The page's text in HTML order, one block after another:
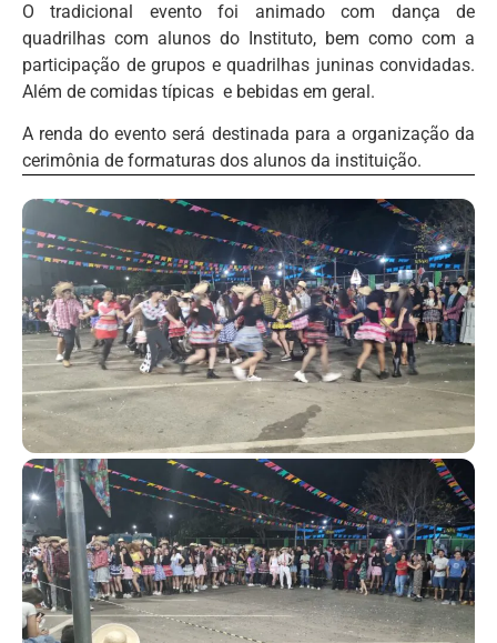
O tradicional evento foi animado com dança de
quadrilhas com alunos do Instituto, bem como com a
participação de grupos e quadrilhas juninas convidadas.
Além de comidas típicas e bebidas em geral.
A renda do evento será destinada para a organização da
cerimônia de formaturas dos alunos da instituição.